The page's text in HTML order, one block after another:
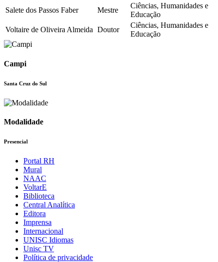
Salete dos Passos Faber
Mestre
Ciências, Humanidades e
Educação
Voltaire de Oliveira Almeida Doutor
Ciências, Humanidades e
Educação
Campi
Santa Cruz do Sul
Modalidade
Presencial
Portal RH
Mural
NAAC
VoltarE
Biblioteca
Central Analítica
Editora
Imprensa
Internacional
UNISC Idiomas
Unisc TV
Política de privacidade